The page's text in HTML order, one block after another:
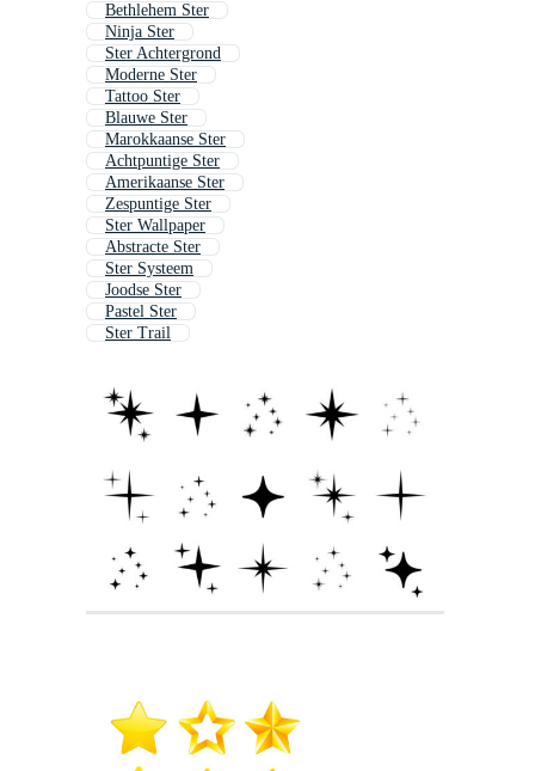
Bethlehem Ster
Ninja Ster
Ster Achtergrond
Moderne Ster
Tattoo Ster
Blauwe Ster
Marokkaanse Ster
Achtpuntige Ster
Amerikaanse Ster
Zespuntige Ster
Ster Wallpaper
Abstracte Ster
Ster Systeem
Joodse Ster
Pastel Ster
Ster Trail